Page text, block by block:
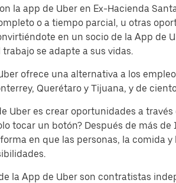
la app de Uber en Ex-Hacienda
o a tiempo parcial, u otras
en un socio de la App de
trabajo se adapte a sus vidas.
ofrece una alternativa a los
Querétaro y Tijuana, y de
Uber es crear oportunidades a
tocar un botón? Después de más
en que las personas, la comida
la App de Uber son contratistas